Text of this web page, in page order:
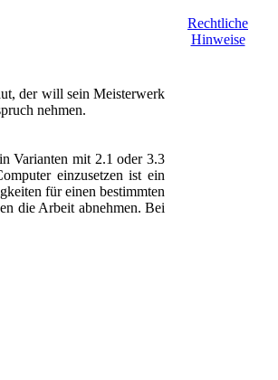
der will sein Meisterwerk
nehmen.
Varianten mit 2.1 oder 3.3
einzusetzen ist ein
für einen bestimmten
die Arbeit abnehmen. Bei
Rechtliche
Hinweise